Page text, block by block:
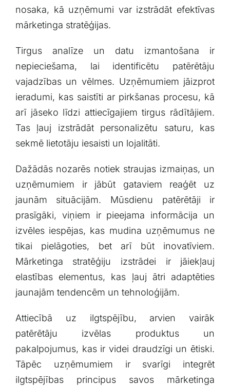
nosaka, kā uzņēmumi var ⁤izstrādāt efektīvas
⁢mārketinga stratēģijas.
Tirgus analīze un datu izmantošana ir
⁤nepieciešama, ‌lai ​identificētu ​patērētāju
vajadzības⁣ un vēlmes. Uzņēmumiem jāizprot
⁣ieradumi, kas saistīti ar⁢ pirkšanas procesu, kā
arī​ jāseko līdzi ⁤attiecīgajiem tirgus rādītājiem.
Tas ļauj izstrādāt personalizētu saturu, kas
sekmē lietotāju iesaisti un​ lojalitāti. ⁢
Dažādās nozarēs notiek straujas izmaiņas, un⁤
uzņēmumiem ​ir jābūt gataviem reaģēt uz
jaunām situācijām. Mūsdienu ‍patērētāji ​ir
prasīgāki,‍ viņiem ir⁤ pieejama informācija un
izvēles iespējas, kas​ mudina​ uzņēmumus ne
tikai pielāgoties, bet arī būt inovatīviem.
Mārketinga stratēģiju⁤ izstrādei ir jāiekļauj
⁢elastības elementus, kas ļauj​ ātri adaptēties
⁤jaunajām ​tendencēm⁤ un tehnoloģijām.
Attiecībā ⁣uz ilgtspējību, arvien vairāk
patērētāju izvēlas ‍produktus un
pakalpojumus, kas ir videi draudzīgi ‍un ētiski.
Tāpēc​ uzņēmumiem ir svarīgi integrēt
ilgtspējības principus savos mārketinga